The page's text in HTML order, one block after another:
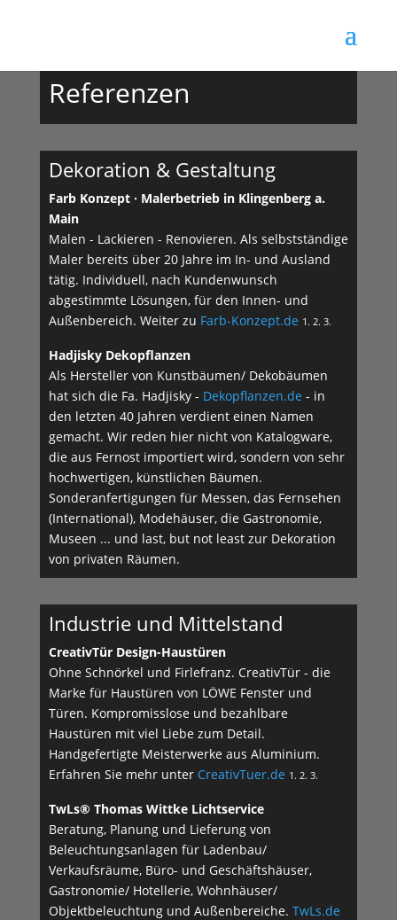
Referenzen
Dekoration & Gestaltung
Farb Konzept · Malerbetrieb in Klingenberg a.
Main
Malen - Lackieren - Renovieren. Als selbstständige
Maler bereits über 20 Jahre im In- und Ausland
tätig. Individuell, nach Kundenwunsch
abgestimmte Lösungen, für den Innen- und
Außenbereich. Weiter zu Farb-Konzept.de 1. 2. 3.
Hadjisky Dekopflanzen
Als Hersteller von Kunstbäumen/ Dekobäumen
hat sich die Fa. Hadjisky - Dekopflanzen.de - in
den letzten 40 Jahren verdient einen Namen
gemacht. Wir reden hier nicht von Katalogware,
die aus Fernost importiert wird, sondern von sehr
hochwertigen, künstlichen Bäumen.
Sonderanfertigungen für Messen, das Fernsehen
(International), Modehäuser, die Gastronomie,
Museen ... und last, but not least zur Dekoration
von privaten Räumen.
Industrie und Mittelstand
CreativTür Design-Haustüren
Ohne Schnörkel und Firlefranz. CreativTür - die
Marke für Haustüren von LÖWE Fenster und
Türen. Kompromisslose und bezahlbare
Haustüren mit viel Liebe zum Detail.
Handgefertigte Meisterwerke aus Aluminium.
Erfahren Sie mehr unter CreativTuer.de 1. 2. 3.
TwLs® Thomas Wittke Lichtservice
Beratung, Planung und Lieferung von
Beleuchtungsanlagen für Ladenbau/
Verkaufsräume, Büro- und Geschäftshäuser,
Gastronomie/ Hotellerie, Wohnhäuser/
Objektbeleuchtung und Außenbereiche. TwLs.de